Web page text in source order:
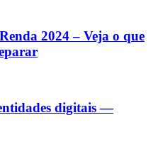
2024 – Veja o que
digitais —